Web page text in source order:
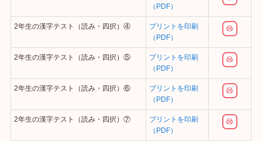
（PDF）
2年生の漢字テスト（読み・四択）④
プリントを印刷
（PDF）
2年生の漢字テスト（読み・四択）⑤
プリントを印刷
（PDF）
2年生の漢字テスト（読み・四択）⑥
プリントを印刷
（PDF）
2年生の漢字テスト（読み・四択）⑦
プリントを印刷
（PDF）